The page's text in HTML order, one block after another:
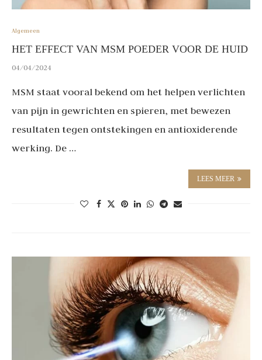
Algemeen
HET EFFECT VAN MSM POEDER VOOR DE HUID
04/04/2024
MSM staat vooral bekend om het helpen verlichten
van pijn in gewrichten en spieren, met bewezen
resultaten tegen ontstekingen en antioxiderende
werking. De …
LEES MEER